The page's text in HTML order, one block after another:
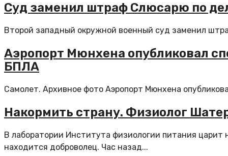
Суд заменил штраф Слюсарю по
Второй западный окружной военный суд заменил
Аэропорт Мюнхена опубликовал
БПЛА
Самолет. Архивное фото Аэропорт Мюнхена
Накормить страну. Физиолог
В лаборатории Института физиологии питания
находится доброволец. Час назад...